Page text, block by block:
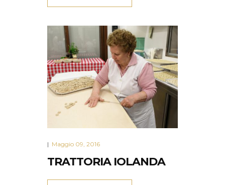
| Maggio 09, 2016
TRATTORIA IOLANDA